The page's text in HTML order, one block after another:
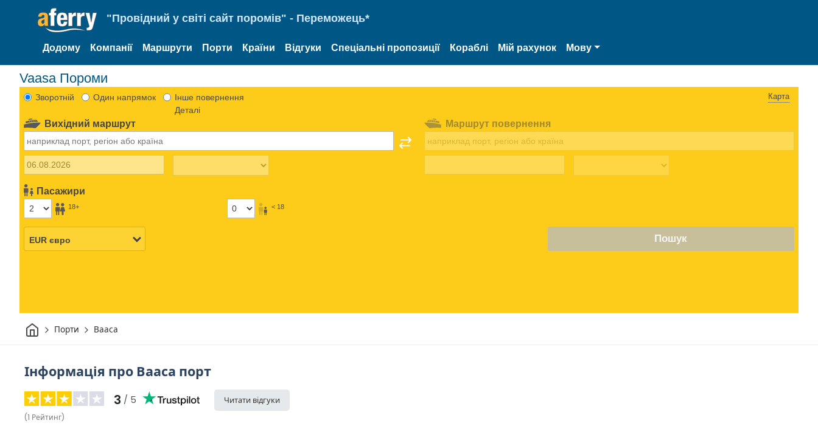
"Провідний у світі сайт поромів" - Переможець*
Додому Компанії Маршрути Порти Країни Відгуки Спеціальні пропозиції Кораблі Мій рахунок Мову
Vaasa Пороми
Зворотній Один напрямок
Інше повернення
Деталі
Карта
Вихідний маршрут
Пасажири
18+ < 18
Маршрут повернення
Пошук
Дім Порти Вааса
Інформація про Вааса порт
3 / 5
(1 Рейтинг)
Читати відгуки